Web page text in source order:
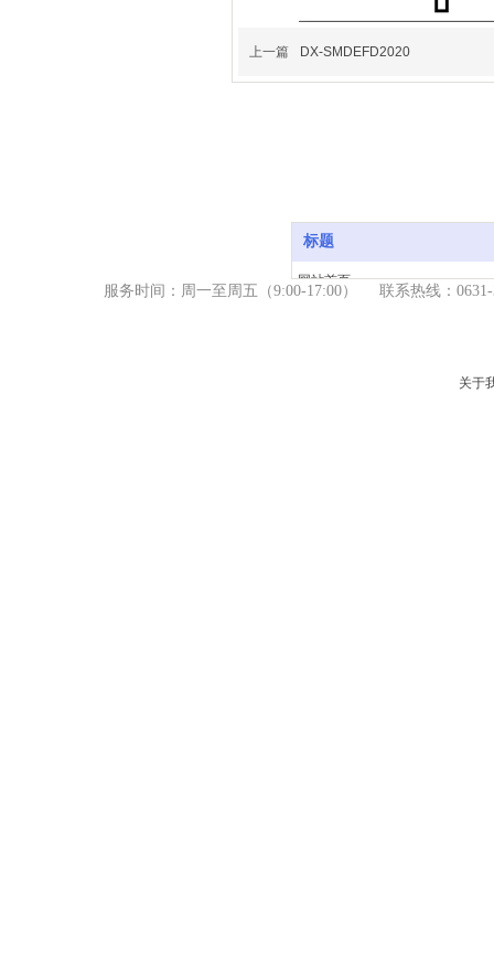
上一篇 DX-SMDEFD2020
标题
网站首页
服务时间：周一至周五（9:00-17:00） 联系热线：
关于